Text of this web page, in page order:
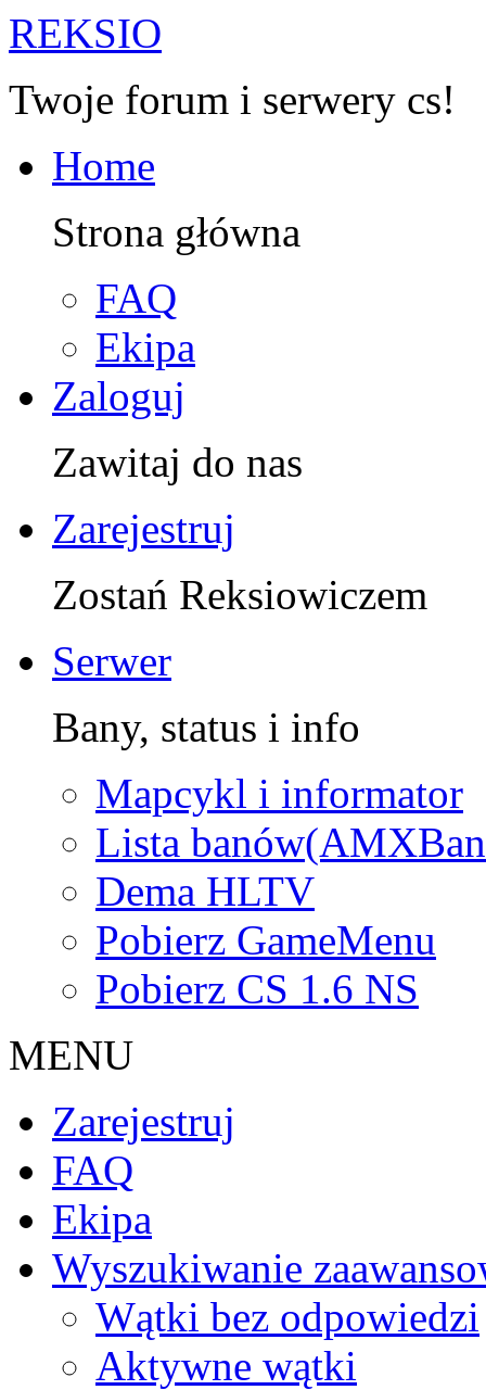
REKSIO
Twoje forum i serwery cs!
Home
Strona główna
FAQ
Ekipa
Zaloguj
Zawitaj do nas
Zarejestruj
Zostań Reksiowiczem
Serwer
Bany, status i info
Mapcykl i informator
Lista
Dema HLTV
Pobierz GameMenu
Pobierz CS 1.6 NS
MENU
Zarejestruj
FAQ
Ekipa
Wyszukiwanie
Wątki bez odpowiedzi
Aktywne wątki